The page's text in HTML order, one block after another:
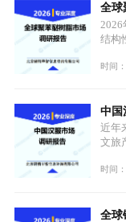
贯穿
产业
全球
2026
结构
停产
价无
AI服
链生
时间
中国
近年
文旅
服不
重要
时间
全球